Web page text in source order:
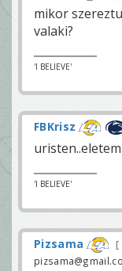
mikor
valaki?
'I BELIEVE'
FBKrisz
'I BELIEVE'
Pizsama